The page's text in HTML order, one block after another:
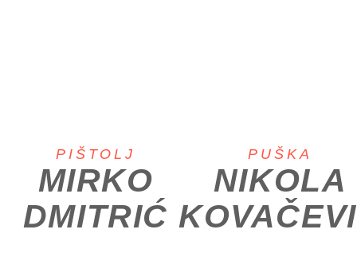
PIŠTOLJ
MIRKO
DMITRIĆ
PUŠKA
NIKOLA